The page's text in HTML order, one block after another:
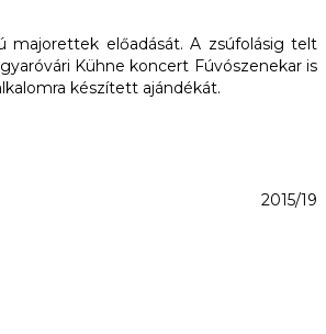
majorettek előadását. A zsúfolásig telt
Kühne koncert Fúvószenekar is
készített ajándékát.
2015/19